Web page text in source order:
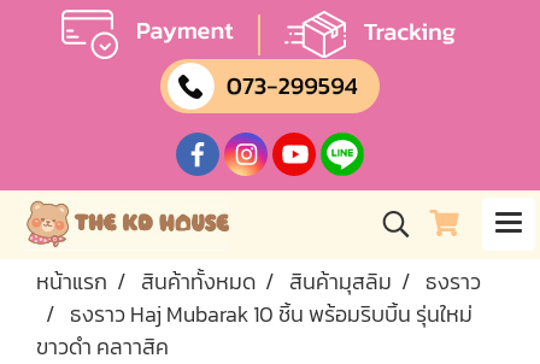
หน้าแรก สินค้าทั้งหมด สินค้ามุสลิม
ธงราว
ธงราว Haj Mubarak 10 ชิ้น พร้อมริบบิ้น รุ่นใหม่
ขาวดำ คลาาสิค